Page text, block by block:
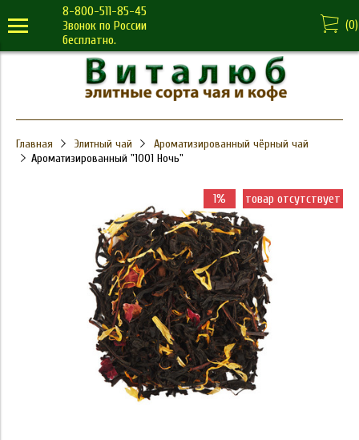
8-800-511-85-45
Звонок по России
бесплатно.
(0)
Главная Элитный чай
Ароматизированный чёрный чай
Ароматизированный "1001 Ночь"
1% товар отсутствует